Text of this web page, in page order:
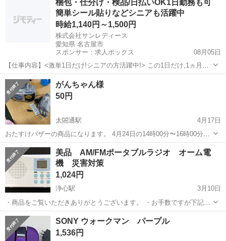
梱包・仕分け・検品/日払いOK1日勤務も可
簡単シール貼りなどシニアも活躍中
時給1,140円～1,500円
株式会社サンレディース
愛知県 名古屋市
スポンサー：求人ボックス
08月05日
【仕事内容】<激単1日だけ!シニアの方活躍中!> この1日だけ,1ヵ月間
だけ,4時間だけなど あなた優先で自由に決めれます! シニア・60代・
70代の方を 積極的に採用中 たくさんご活躍いただいてます こんなお
仕事をお願いします!...
アルバイト・パート
がんちゃん様
50円
太閤通駅
4月17日
おたすけバザーの商品になります。 4月24日の14時00分〜16時00分か
4月25日の9時〜11時の間に開催しているバザーに来てくださった方に
お譲り致します。 参加され、予約をご希望の方はどうぞ気軽にご連絡
ください🙇🏻
愛知 名古屋市 太閤通駅 ポータブルプレーヤー DVD
美品 AM/FMポータブルラジオ オーム電
機 災害対策
1,024円
浄心駅
3月10日
・商品をご覧いただきありがとうございます。 ・お手数ですが下記の
注意事項をご確認ください。 ▪️名古屋市西区の保管倉庫にてお取引をお
願いします。(配送をご希望の方はご相談下さい。5000円〜） ▪️お取引
り日時の早い方...
愛知 名古屋市 浄心駅 ポータブルプレーヤー
オーム電機
SONY ウォークマン パープル
1,536円